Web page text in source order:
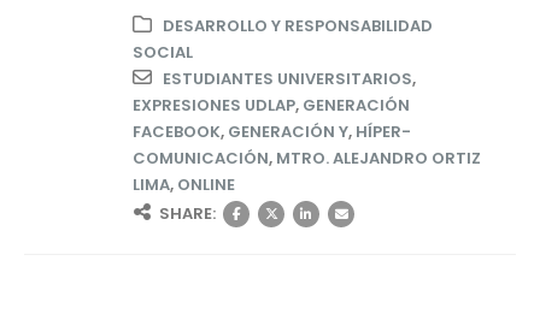
DESARROLLO Y RESPONSABILIDAD
SOCIAL
ESTUDIANTES UNIVERSITARIOS,
EXPRESIONES UDLAP, GENERACIÓN
FACEBOOK, GENERACIÓN Y, HÍPER-
COMUNICACIÓN, MTRO. ALEJANDRO ORTIZ
LIMA, ONLINE
SHARE: